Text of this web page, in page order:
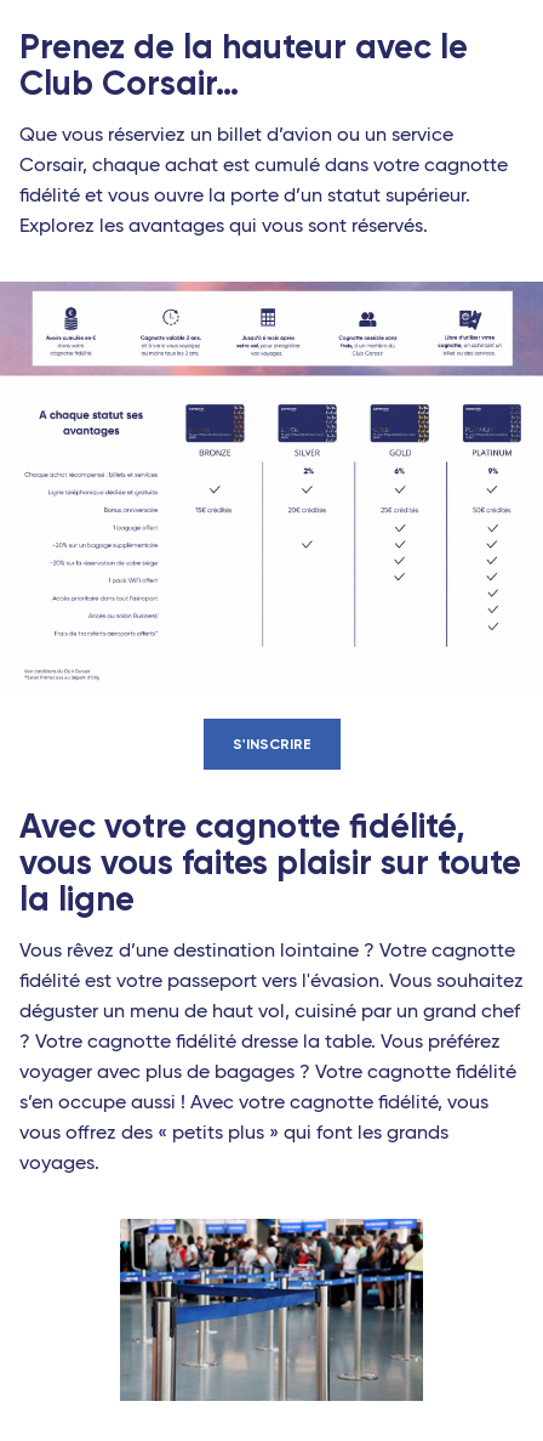
Prenez de la hauteur avec le
Club Corsair…
Que vous réserviez un billet d’avion ou un service
Corsair, chaque achat est cumulé dans votre cagnotte
fidélité et vous ouvre la porte d’un statut supérieur.
Explorez les avantages qui vous sont réservés.
S'INSCRIRE
Avec votre cagnotte fidélité,
vous vous faites plaisir sur toute
la ligne
Vous rêvez d’une destination lointaine ? Votre cagnotte
fidélité est votre passeport vers l'évasion. Vous souhaitez
déguster un menu de haut vol, cuisiné par un grand chef
? Votre cagnotte fidélité dresse la table. Vous préférez
voyager avec plus de bagages ? Votre cagnotte fidélité
s’en occupe aussi ! Avec votre cagnotte fidélité, vous
vous offrez des « petits plus » qui font les grands
voyages.